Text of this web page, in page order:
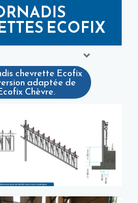
ECOFIX
chevrette Ecofix
adaptée de
Chèvre.